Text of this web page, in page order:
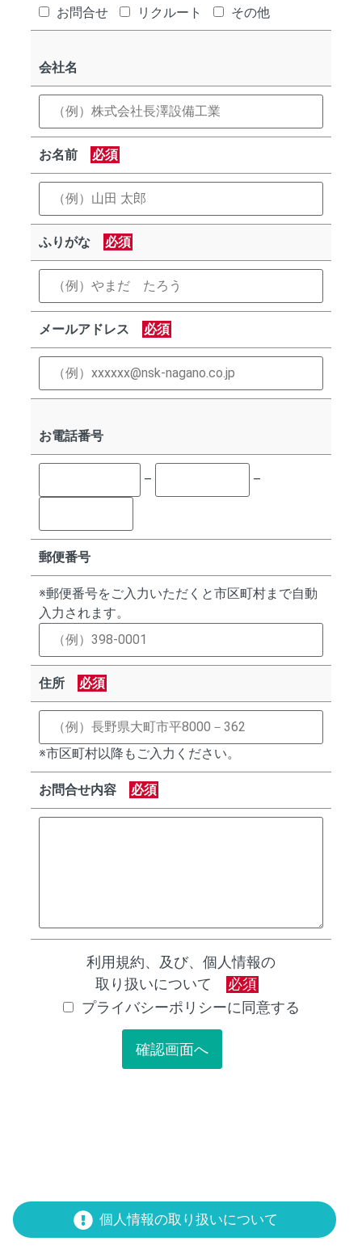
お問合せ リクルート その他
会社名
お名前 必須
ふりがな 必須
メールアドレス 必須
お電話番号
– –
郵便番号
※郵便番号をご入力いただくと市区町村まで自動
入力されます。
住所 必須
※市区町村以降もご入力ください。
お問合せ内容 必須
利用規約、及び、個人情報の
取り扱いについて
必須
プライバシーポリシーに同意する
個人情報の取り扱いについて